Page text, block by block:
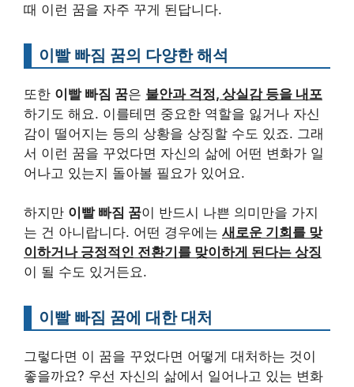
때 이런 꿈을 자주 꾸게 된답니다.
이빨 빠짐 꿈의 다양한 해석
또한 이빨 빠짐 꿈은 불안과 걱정, 상실감 등을 내포
하기도 해요. 이를테면 중요한 역할을 잃거나 자신
감이 떨어지는 등의 상황을 상징할 수도 있죠. 그래
서 이런 꿈을 꾸었다면 자신의 삶에 어떤 변화가 일
어나고 있는지 돌아볼 필요가 있어요.
하지만 이빨 빠짐 꿈이 반드시 나쁜 의미만을 가지
는 건 아니랍니다. 어떤 경우에는 새로운 기회를 맞
이하거나 긍정적인 전환기를 맞이하게 된다는 상징
이 될 수도 있거든요.
이빨 빠짐 꿈에 대한 대처
그렇다면 이 꿈을 꾸었다면 어떻게 대처하는 것이
좋을까요? 우선 자신의 삶에서 일어나고 있는 변화